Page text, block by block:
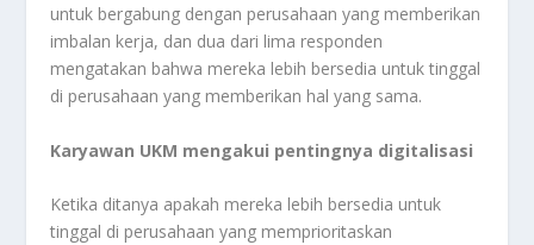
untuk bergabung dengan perusahaan yang memberikan
imbalan kerja, dan dua dari lima responden
mengatakan bahwa mereka lebih bersedia untuk tinggal
di perusahaan yang memberikan hal yang sama.
Karyawan UKM mengakui pentingnya digitalisasi
Ketika ditanya apakah mereka lebih bersedia untuk
tinggal di perusahaan yang memprioritaskan